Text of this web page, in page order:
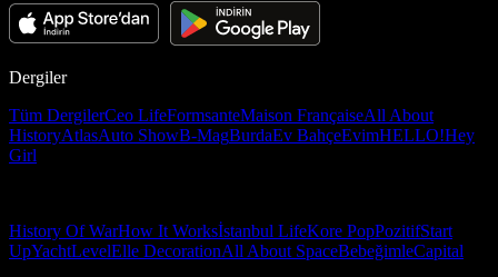
Dergiler
Tüm DergilerCeo LifeFormsanteMaison FrançaiseAll About
HistoryAtlasAuto ShowB-MagBurdaEv BahçeEvimHELLO!Hey
Girl
History Of WarHow It Worksİstanbul LifeKore PopPozitifStart
UpYachtLevelElle DecorationAll About SpaceBebeğimleCapital